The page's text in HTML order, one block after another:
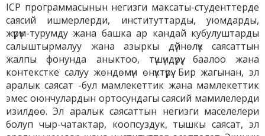
ICP программасынын негизги максаты-студенттерде
саясий ишмерлерди, институттарды, уюмдарды,
жүрүм-турумду жана башка ар кандай кубулуштарды
салыштырмалуу жана азыркы дүйнөлүк саясаттын
жалпы фонунда аныктоо, түшүндүрүү, баалоо жана
контекстке салуу жөндөмүн өнүктүрүү. Бир жагынан, эл
аралык саясат -бул мамлекеттик жана мамлекеттик
эмес оюнчулардын ортосундагы саясий мамилелерди
изилдөө. Эл аралык саясаттын негизги маселелери
болуп чыр-чатактар, коопсуздук, тышкы саясат, эл